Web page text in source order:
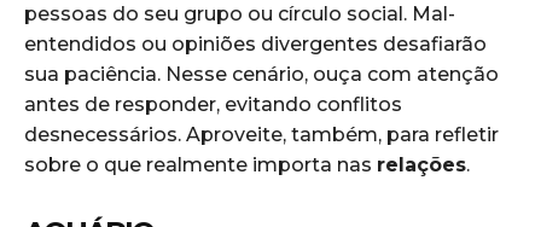
pessoas do seu grupo ou círculo social. Mal-
entendidos ou opiniões divergentes desafiarão
sua paciência. Nesse cenário, ouça com atenção
antes de responder, evitando conflitos
desnecessários. Aproveite, também, para refletir
sobre o que realmente importa nas relações.